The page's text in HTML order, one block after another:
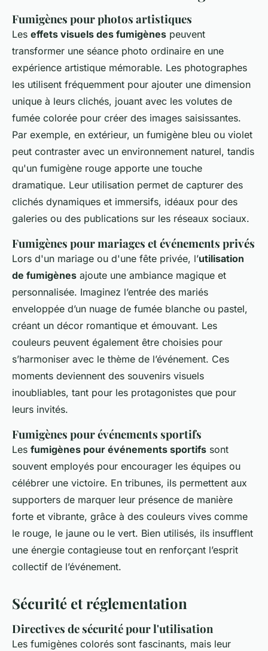
Fumigènes pour photos artistiques
Les effets visuels des fumigènes peuvent
transformer une séance photo ordinaire en une
expérience artistique mémorable. Les photographes
les utilisent fréquemment pour ajouter une dimension
unique à leurs clichés, jouant avec les volutes de
fumée colorée pour créer des images saisissantes.
Par exemple, en extérieur, un fumigène bleu ou violet
peut contraster avec un environnement naturel, tandis
qu'un fumigène rouge apporte une touche
dramatique. Leur utilisation permet de capturer des
clichés dynamiques et immersifs, idéaux pour des
galeries ou des publications sur les réseaux sociaux.
Fumigènes pour mariages et événements privés
Lors d'un mariage ou d'une fête privée, l’utilisation
de fumigènes ajoute une ambiance magique et
personnalisée. Imaginez l’entrée des mariés
enveloppée d’un nuage de fumée blanche ou pastel,
créant un décor romantique et émouvant. Les
couleurs peuvent également être choisies pour
s’harmoniser avec le thème de l’événement. Ces
moments deviennent des souvenirs visuels
inoubliables, tant pour les protagonistes que pour
leurs invités.
Fumigènes pour événements sportifs
Les fumigènes pour événements sportifs sont
souvent employés pour encourager les équipes ou
célébrer une victoire. En tribunes, ils permettent aux
supporters de marquer leur présence de manière
forte et vibrante, grâce à des couleurs vives comme
le rouge, le jaune ou le vert. Bien utilisés, ils insufflent
une énergie contagieuse tout en renforçant l’esprit
collectif de l’événement.
Sécurité et réglementation
Directives de sécurité pour l'utilisation
Les fumigènes colorés sont fascinants, mais leur